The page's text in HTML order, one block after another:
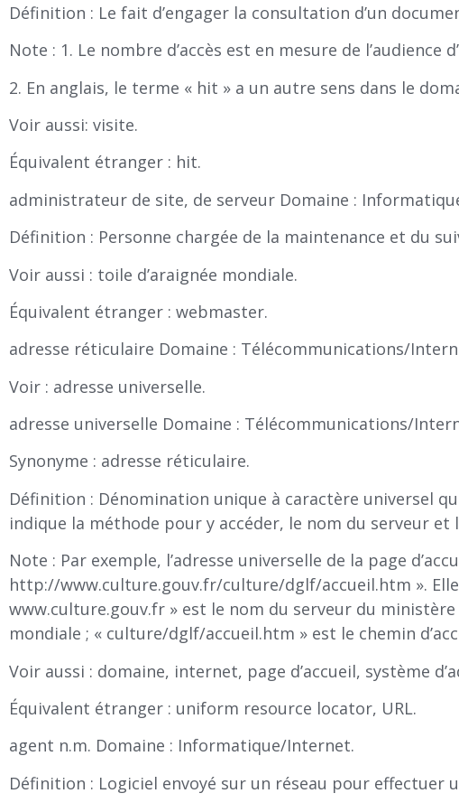
Définition : Le fait d’engager la consultation d’un
Note : 1. Le nombre d’accès est en mesure de
2. En anglais, le terme « hit » a un autre sens dans le
Voir aussi: visite.
Équivalent étranger : hit.
administrateur de site, de serveur Domaine :
Définition : Personne chargée de la maintenance et du
Voir aussi : toile d’araignée mondiale.
Équivalent étranger : webmaster.
adresse réticulaire Domaine : Télécommunications/
Voir : adresse universelle.
adresse universelle Domaine : Télécommunications/
Synonyme : adresse réticulaire.
Définition : Dénomination unique à caractère universel
indique la méthode pour y accéder, le nom du serveur et
Note : Par exemple, l’adresse universelle de la page
http://www.culture.gouv.fr/culture/dglf/accueil.htm ».
www.culture.gouv.fr » est le nom du serveur du
mondiale ; « culture/dglf/accueil.htm » est le chemin
Voir aussi : domaine, internet, page d’accueil, système
Équivalent étranger : uniform resource locator, URL.
agent n.m. Domaine : Informatique/Internet.
Définition : Logiciel envoyé sur un réseau pour effectuer